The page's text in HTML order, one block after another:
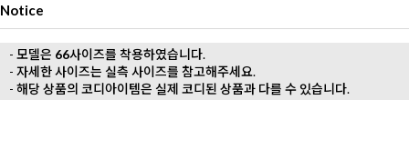
Notice
- 모델은 66사이즈를 착용하였습니다.
- 자세한 사이즈는 실측 사이즈를 참고해주세요.
- 해당 상품의 코디아이템은 실제 코디된 상품과 다를 수 있습니다.